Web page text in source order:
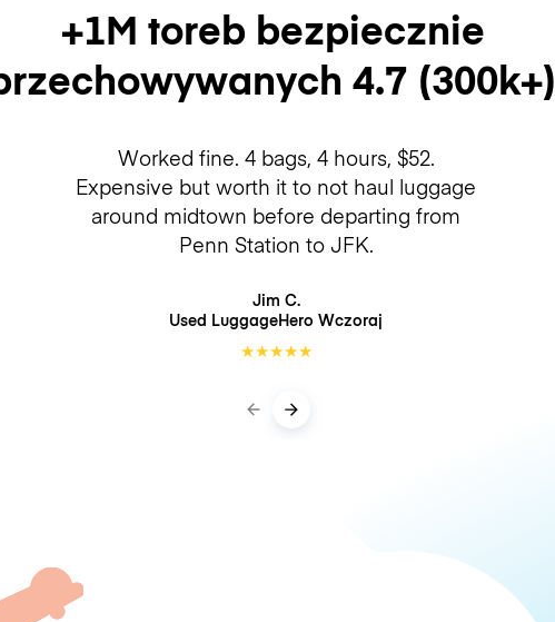
+1M toreb bezpiecznie
4.7 (300k+)
Worked fine. 4 bags, 4 hours, $52.
Expensive but worth it to not haul luggage
around midtown before departing from
Penn Station to JFK.
Jim C.
Used LuggageHero Wczoraj
★★★★★